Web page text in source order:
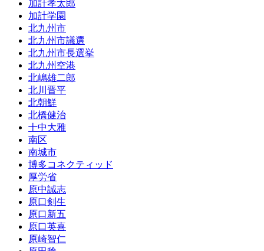
加計孝太郎
加計学園
北九州市
北九州市議選
北九州市長選挙
北九州空港
北嶋雄二郎
北川晋平
北朝鮮
北橋健治
十中大雅
南区
南城市
博多コネクティッド
厚労省
原中誠志
原口剣生
原口新五
原口英喜
原崎智仁